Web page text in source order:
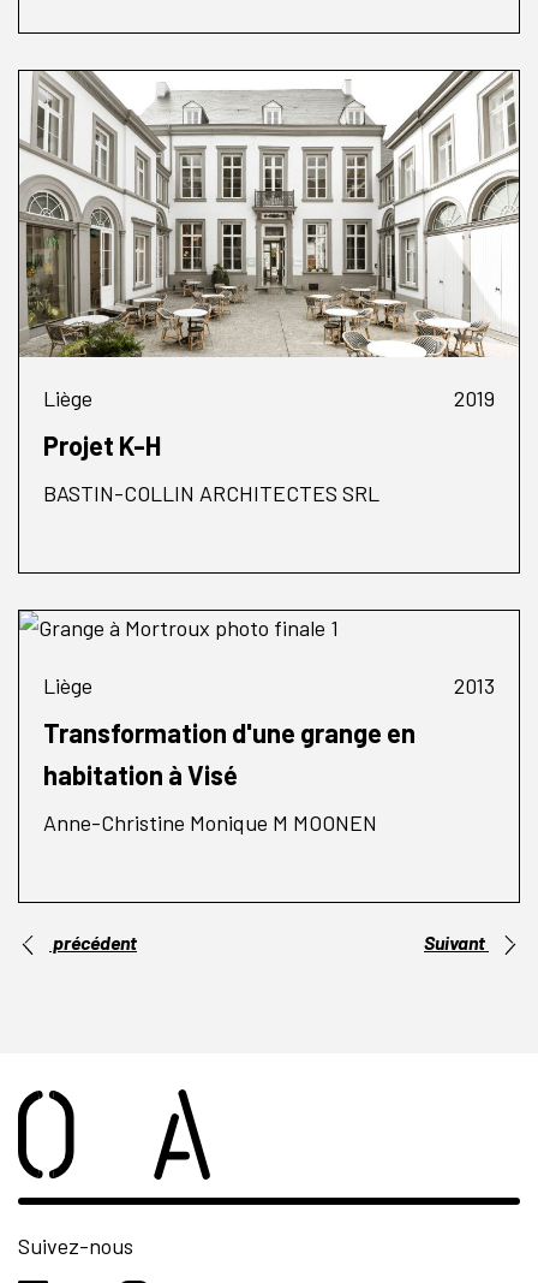
Liège 2019
Projet K-H
BASTIN-COLLIN ARCHITECTES SRL
Liège 2013
Transformation d'une grange en
habitation à Visé
Anne-Christine Monique M MOONEN
précédent Suivant
Suivez-nous